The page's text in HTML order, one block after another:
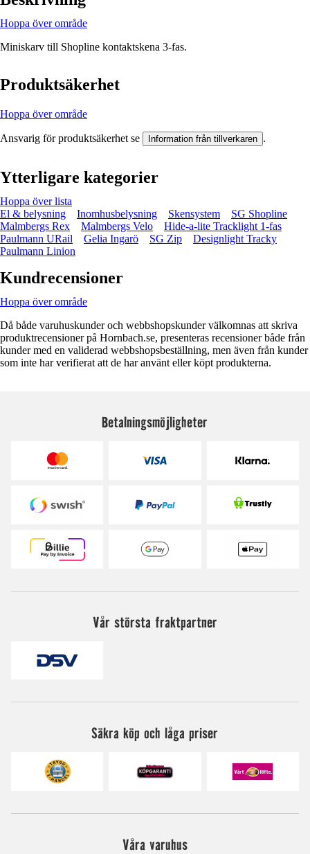
Hoppa över område
Miniskarv till Shopline kontaktskena 3-fas.
Produktsäkerhet
Hoppa över område
Ansvarig för produktsäkerhet se Information från tillverkaren .
Ytterligare kategorier
Hoppa över lista
El & belysning
Inomhusbelysning Skensystem
SG Shopline
Malmbergs Rex
Malmbergs Velo
Hide-a-lite Tracklight 1-fas
Paulmann URail
Gelia Ingarö SG Zip
Designlight Tracky
Paulmann Linion
Kundrecensioner
Hoppa över område
Då både varuhuskunder och webbshopskunder välkomnas att skriva
produktrecensioner på Hornbach.se, presenteras recensioner både från
kunder med en validerad webbshopsbeställning, men även från kunder
som inte har verifierat att de har använt eller köpt produkterna.
Betalningsmöjligheter
Vår största fraktpartner
Säkra köp och låga priser
Våra varuhus